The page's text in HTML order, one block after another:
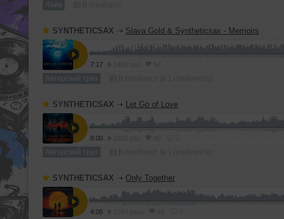
Лайв
SYNTHETICSAX ➝ Slava Gold & Syntheticsax - Memoirs
7:17
Авторский трек
SYNTHETICSAX ➝ Let Go of Love
8:00
Авторский трек
SYNTHETICSAX ➝ Only Together
4:06